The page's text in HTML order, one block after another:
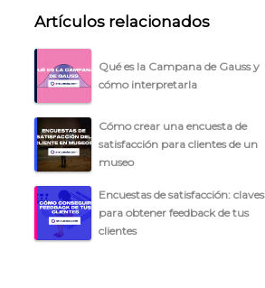
Artículos relacionados
Qué es la Campana de Gauss y
cómo interpretarla
Cómo crear una encuesta de
satisfacción para clientes de un
museo
Encuestas de satisfacción: claves
para obtener feedback de tus
clientes